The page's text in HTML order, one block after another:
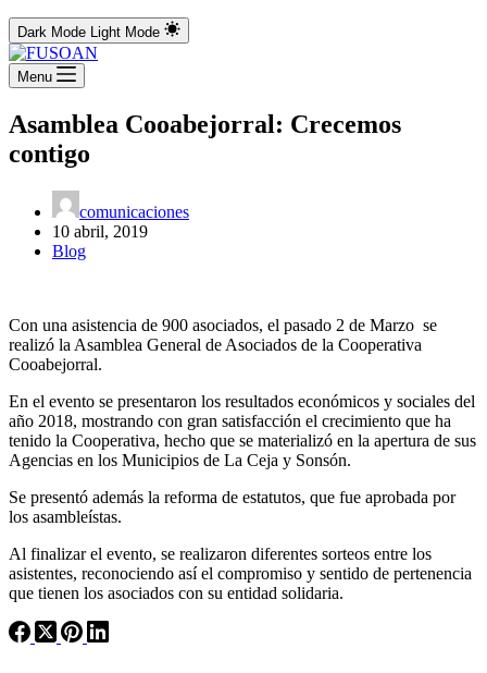
Dark Mode Light Mode
Menu
Asamblea Cooabejorral: Crecemos
contigo
comunicaciones
10 abril, 2019
Blog
Con una asistencia de 900 asociados, el pasado 2 de Marzo se
realizó la Asamblea General de Asociados de la Cooperativa
Cooabejorral.
En el evento se presentaron los resultados económicos y sociales del
año 2018, mostrando con gran satisfacción el crecimiento que ha
tenido la Cooperativa, hecho que se materializó en la apertura de sus
Agencias en los Municipios de La Ceja y Sonsón.
Se presentó además la reforma de estatutos, que fue aprobada por
los asambleístas.
Al finalizar el evento, se realizaron diferentes sorteos entre los
asistentes, reconociendo así el compromiso y sentido de pertenencia
que tienen los asociados con su entidad solidaria.